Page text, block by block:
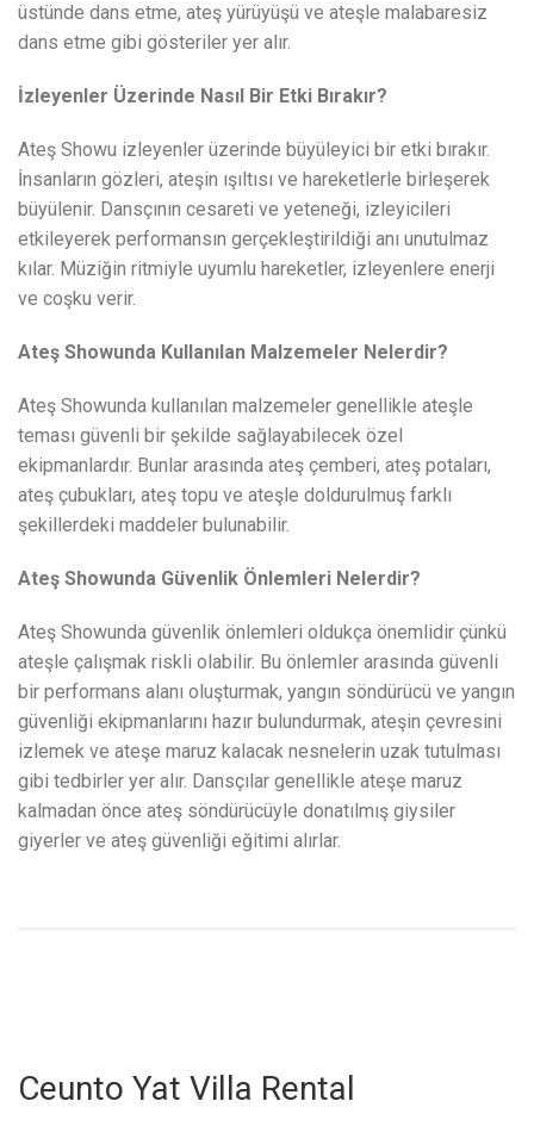
üstünde dans etme, ateş yürüyüşü ve ateşle malabaresiz
dans etme gibi gösteriler yer alır.
İzleyenler Üzerinde Nasıl Bir Etki Bırakır?
Ateş Showu izleyenler üzerinde büyüleyici bir etki bırakır.
İnsanların gözleri, ateşin ışıltısı ve hareketlerle birleşerek
büyülenir. Dansçının cesareti ve yeteneği, izleyicileri
etkileyerek performansın gerçekleştirildiği anı unutulmaz
kılar. Müziğin ritmiyle uyumlu hareketler, izleyenlere enerji
ve coşku verir.
Ateş Showunda Kullanılan Malzemeler Nelerdir?
Ateş Showunda kullanılan malzemeler genellikle ateşle
teması güvenli bir şekilde sağlayabilecek özel
ekipmanlardır. Bunlar arasında ateş çemberi, ateş potaları,
ateş çubukları, ateş topu ve ateşle doldurulmuş farklı
şekillerdeki maddeler bulunabilir.
Ateş Showunda Güvenlik Önlemleri Nelerdir?
Ateş Showunda güvenlik önlemleri oldukça önemlidir çünkü
ateşle çalışmak riskli olabilir. Bu önlemler arasında güvenli
bir performans alanı oluşturmak, yangın söndürücü ve yangın
güvenliği ekipmanlarını hazır bulundurmak, ateşin çevresini
izlemek ve ateşe maruz kalacak nesnelerin uzak tutulması
gibi tedbirler yer alır. Dansçılar genellikle ateşe maruz
kalmadan önce ateş söndürücüyle donatılmış giysiler
giyerler ve ateş güvenliği eğitimi alırlar.
Ceunto Yat Villa Rental